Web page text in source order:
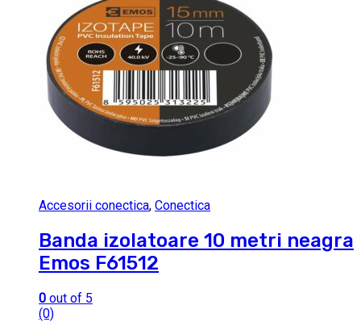
Accesorii conectica, Conectica
Banda izolatoare 10 metri neagra
Emos F61512
0 out of 5
(0)